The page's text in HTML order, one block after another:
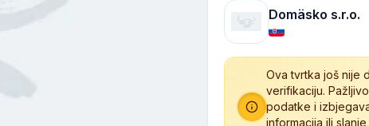
Domäsko s.r.o.
Ova tvrtka još nije
verifikaciju.
podatke i
informacija ili